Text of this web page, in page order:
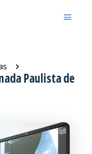
Paulista de